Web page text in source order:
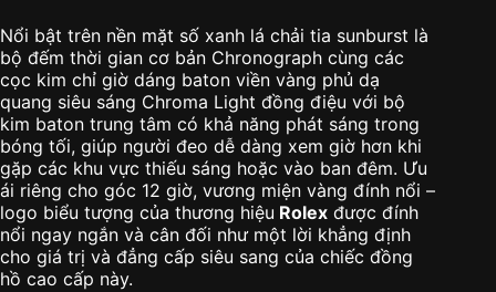
Nổi bật trên nền mặt số xanh lá chải tia sunburst là
bộ đếm thời gian cơ bản Chronograph cùng các
cọc kim chỉ giờ dáng baton viền vàng phủ dạ
quang siêu sáng Chroma Light đồng điệu với bộ
kim baton trung tâm có khả năng phát sáng trong
bóng tối, giúp người đeo dễ dàng xem giờ hơn khi
gặp các khu vực thiếu sáng hoặc vào ban đêm. Ưu
ái riêng cho góc 12 giờ, vương miện vàng đính nổi –
logo biểu tượng của thương hiệu Rolex được đính
nổi ngay ngắn và cân đối như một lời khẳng định
cho giá trị và đẳng cấp siêu sang của chiếc đồng
hồ cao cấp này.